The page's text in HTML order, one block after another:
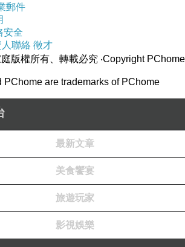
風韓版個性錨釘龐克外出造型平頂帽 鴨舌
任選)
郵件
安全
聯絡 徵才
庭版權所有、轉載必究 ‧Copyright PChome
PChome are trademarks of PChome
最新文章
美食饗宴
旅遊玩家
影視娛樂